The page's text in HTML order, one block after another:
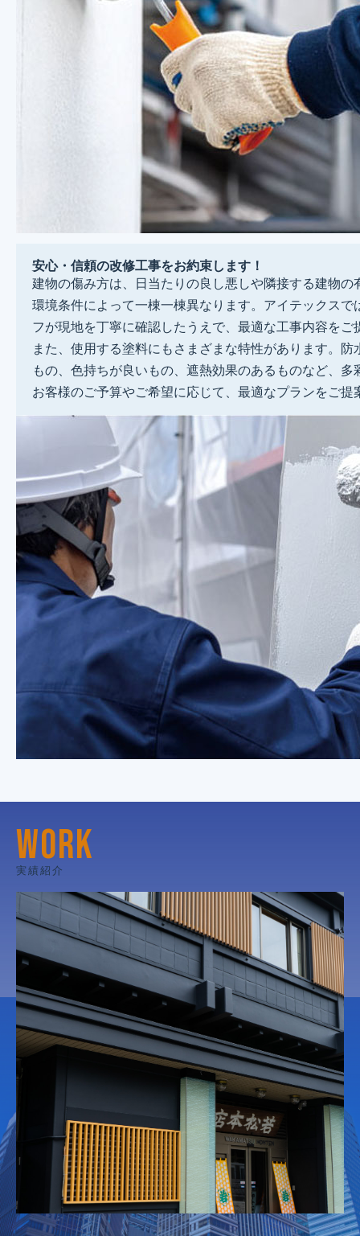
安心・信頼の改修工事をお約束します！
建物の傷み方は、日当たりの良し悪しや隣接する建物の
環境条件によって一棟一棟異なります。アイテックスで
フが現地を丁寧に確認したうえで、最適な工事内容をご
また、使用する塗料にもさまざまな特性があります。防
もの、色持ちが良いもの、遮熱効果のあるものなど、多
お客様のご予算やご希望に応じて、最適なプランをご提
WORK
実績紹介